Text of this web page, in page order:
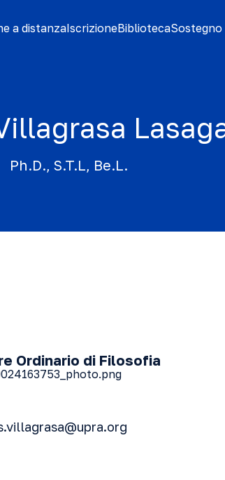
a distanzaIscrizioneBiblioteca
Ph.D., S.T.L, Be.L.
Ordinario di Filosofia